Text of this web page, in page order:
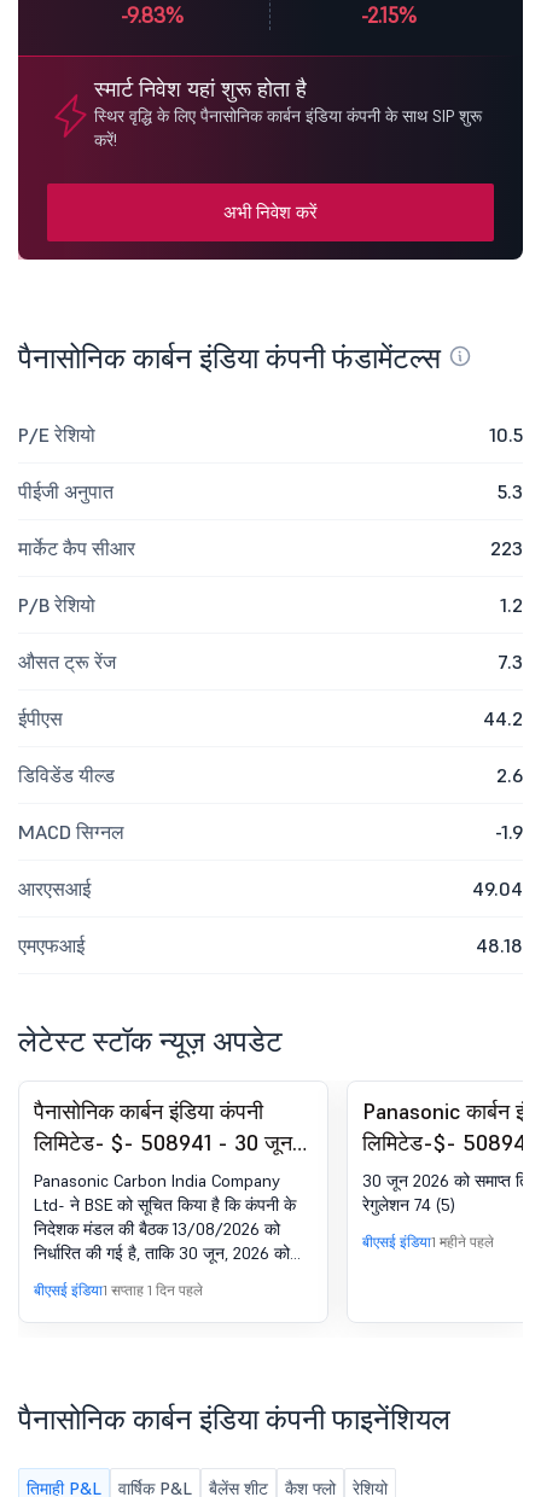
-9.83% -2.15%
स्मार्ट निवेश यहां शुरू होता है
स्थिर वृद्धि के लिए पैनासोनिक कार्बन इंडिया कंपनी के साथ SIP शुरू
करें!
अभी निवेश करें
पैनासोनिक कार्बन इंडिया कंपनी फंडामेंटल्स
P/E रेशियो 10.5
पीईजी अनुपात 5.3
मार्केट कैप सीआर 223
P/B रेशियो 1.2
औसत ट्रू रेंज 7.3
ईपीएस 44.2
डिविडेंड यील्ड 2.6
MACD सिग्नल -1.9
आरएसआई 49.04
एमएफआई 48.18
लेटेस्ट स्टॉक न्यूज़ अपडेट
पैनासोनिक कार्बन इंडिया कंपनी
लिमिटेड- $- 508941 - 30 जून
2026 को समाप्त तिमाही के लिए
अनऑडिटेड फाइनेंशियल परिणामों के
अप्रूवल के लिए बोर्ड ऑफ
डायरेक्टर्स की मीटिंग की सूचना के
लिए बोर्ड मीटिंग की सूचना
Panasonic Carbon India Company
Ltd- ने BSE को सूचित किया है कि कंपनी के
निदेशक मंडल की बैठक 13/08/2026 को
निर्धारित की गई है, ताकि 30 जून, 2026 को
समाप्त तिमाही के लिए अनऑडिटेड फाइनेंशियल
परिणामों पर विचार किया जा सके और उन्हें मंजूरी
दी जा सके
बीएसई इंडिया1 सप्ताह 1 दिन पहले
Panasonic कार्बन
लिमिटेड-$-
रजिस्ट्रेशन के तहत
सर्टिफिकेट. SEBI
2018 का 74(5)
30 जून 2026 को समाप्त
रेगुलेशन 74 (5)
बीएसई इंडिया1 महीने पहले
पैनासोनिक कार्बन इंडिया कंपनी फाइनेंशियल
तिमाही P&L वार्षिक P&L बैलेंस शीट कैश फ्लो रेशियो